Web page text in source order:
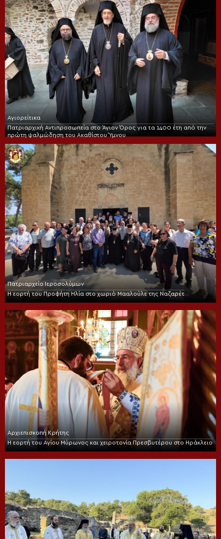
Αγιορείτικα
Πατριαρχική Αντιπροσωπεία στο Άγιον Όρος για τα 1400 έτη από την
πρώτη ψαλμώδηση του Ακαθίστου Ύμνου
Πατριαρχείο Ιεροσολύμων
Η εορτή του Προφήτη Ηλία στο χωριό Μααλούλε της Ναζαρέτ
Αρχιεπισκοπή Κρήτης
Η εορτή του Αγίου Μύρωνος και χειροτονία Πρεσβυτέρου στο Ηράκλειο